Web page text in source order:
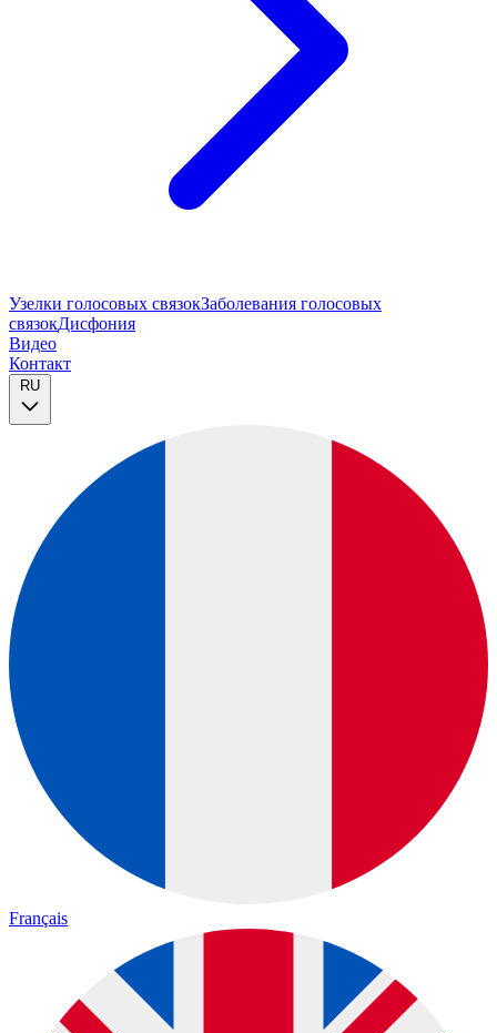
Узелки голосовых связокЗаболевания голосовых
связокДисфония
Видео
Контакт
Français